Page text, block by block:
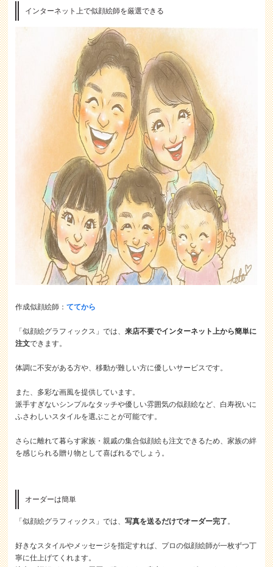
インターネット上で似顔絵師を厳選できる
作成似顔絵師：ててから
「似顔絵グラフィックス」では、来店不要でインターネット上から簡単に
注文できます。
体調に不安がある方や、移動が難しい方に優しいサービスです。
また、多彩な画風を提供しています。
派手すぎないシンプルなタッチや優しい雰囲気の似顔絵など、白寿祝いに
ふさわしいスタイルを選ぶことが可能です。
さらに離れて暮らす家族・親戚の集合似顔絵も注文できるため、家族の絆
を感じられる贈り物として喜ばれるでしょう。
オーダーは簡単
「似顔絵グラフィックス」では、写真を送るだけでオーダー完了。
好きなスタイルやメッセージを指定すれば、プロの似顔絵師が一枚ずつ丁
寧に仕上げてくれます。